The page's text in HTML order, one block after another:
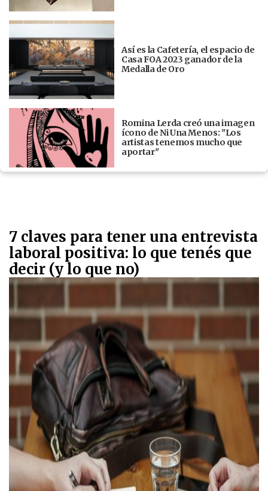
Así es la Cafetería, el espacio de
Casa FOA 2023 ganador de la
Medalla de Oro
Romina Lerda creó una imagen
ícono de Ni Una Menos: "Los
artistas tenemos mucho que
aportar"
7 claves para tener una entrevista
laboral positiva: lo que tenés que
decir (y lo que no)